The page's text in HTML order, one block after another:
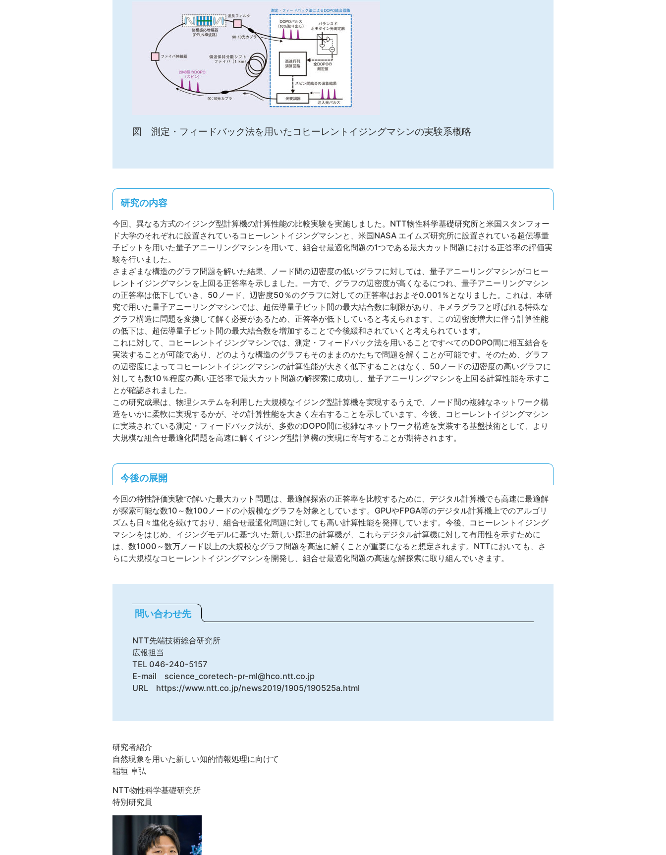
図 測定・フィードバック法を用いたコヒーレントイジングマシンの実験系概略
研究の内容
今回、異なる方式のイジング型計算機の計算性能の比較実験を実施しました。NTT物性科学基礎研究所と米国スタンフォー
ド大学のそれぞれに設置されているコヒーレントイジングマシンと、米国NASA エイムズ研究所に設置されている超伝導量
子ビットを用いた量子アニーリングマシンを用いて、組合せ最適化問題の1つである最大カット問題における正答率の評価実
験を行いました。
さまざまな構造のグラフ問題を解いた結果、ノード間の辺密度の低いグラフに対しては、量子アニーリングマシンがコヒー
レントイジングマシンを上回る正答率を示しました。一方で、グラフの辺密度が高くなるにつれ、量子アニーリングマシン
の正答率は低下していき、50ノード、辺密度50％のグラフに対しての正答率はおよそ0.001％となりました。これは、本研
究で用いた量子アニーリングマシンでは、超伝導量子ビット間の最大結合数に制限があり、キメラグラフと呼ばれる特殊な
グラフ構造に問題を変換して解く必要があるため、正答率が低下していると考えられます。この辺密度増大に伴う計算性能
の低下は、超伝導量子ビット間の最大結合数を増加することで今後緩和されていくと考えられています。
これに対して、コヒーレントイジングマシンでは、測定・フィードバック法を用いることですべてのDOPO間に相互結合を
実装することが可能であり、どのような構造のグラフもそのままのかたちで問題を解くことが可能です。そのため、グラフ
の辺密度によってコヒーレントイジングマシンの計算性能が大きく低下することはなく、50ノードの辺密度の高いグラフに
対しても数10％程度の高い正答率で最大カット問題の解探索に成功し、量子アニーリングマシンを上回る計算性能を示すこ
とが確認されました。
この研究成果は、物理システムを利用した大規模なイジング型計算機を実現するうえで、ノード間の複雑なネットワーク構
造をいかに柔軟に実現するかが、その計算性能を大きく左右することを示しています。今後、コヒーレントイジングマシン
に実装されている測定・フィードバック法が、多数のDOPO間に複雑なネットワーク構造を実装する基盤技術として、より
大規模な組合せ最適化問題を高速に解くイジング型計算機の実現に寄与することが期待されます。
今後の展開
今回の特性評価実験で解いた最大カット問題は、最適解探索の正答率を比較するために、デジタル計算機でも高速に最適解
が探索可能な数10～数100ノードの小規模なグラフを対象としています。GPUやFPGA等のデジタル計算機上でのアルゴリ
ズムも日々進化を続けており、組合せ最適化問題に対しても高い計算性能を発揮しています。今後、コヒーレントイジング
マシンをはじめ、イジングモデルに基づいた新しい原理の計算機が、これらデジタル計算機に対して有用性を示すために
は、数1000～数万ノード以上の大規模なグラフ問題を高速に解くことが重要になると想定されます。NTTにおいても、さ
らに大規模なコヒーレントイジングマシンを開発し、組合せ最適化問題の高速な解探索に取り組んでいきます。
問い合わせ先
NTT先端技術総合研究所
広報担当
TEL 046-240-5157
E-mail science_coretech-pr-ml@hco.ntt.co.jp
URL https://www.ntt.co.jp/news2019/1905/190525a.html
研究者紹介
自然現象を用いた新しい知的情報処理に向けて
稲垣 卓弘
NTT物性科学基礎研究所
特別研究員